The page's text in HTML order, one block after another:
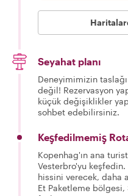
Seyahat planı
Deneyimimizin
değil! Rezervasyon
küçük değişiklikler
sohbet edebilirsiniz.
Keşfedilmemiş
Kopenhag'ın ana
Vesterbro'yu
hissini verecek, daha
Et Paketleme bölgesi,